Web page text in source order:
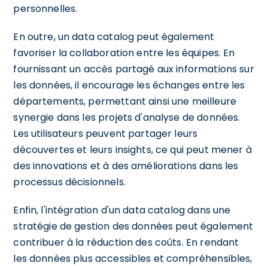
personnelles.
En outre, un data catalog peut également
favoriser la collaboration entre les équipes. En
fournissant un accès partagé aux informations sur
les données, il encourage les échanges entre les
départements, permettant ainsi une meilleure
synergie dans les projets d'analyse de données.
Les utilisateurs peuvent partager leurs
découvertes et leurs insights, ce qui peut mener à
des innovations et à des améliorations dans les
processus décisionnels.
Enfin, l'intégration d'un data catalog dans une
stratégie de gestion des données peut également
contribuer à la réduction des coûts. En rendant
les données plus accessibles et compréhensibles,